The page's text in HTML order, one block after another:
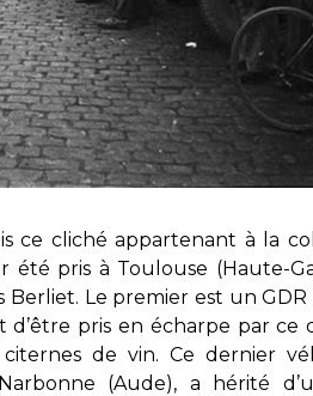
ce cliché appartenant à la
été pris à Toulouse (Haute-
Le premier est un GDR
d’être pris en écharpe par ce
de vin. Ce dernier
(Aude), a hérité